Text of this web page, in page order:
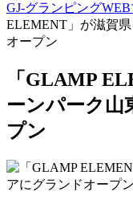
GJ-グランピング
ELEMENT」が滋賀
オープン
「GLAMP
ーンパーク山
プン